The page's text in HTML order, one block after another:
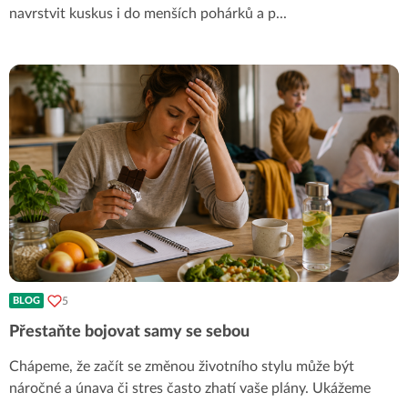
navrstvit kuskus i do menších pohárků a p...
BLOG 5
Přestaňte bojovat samy se sebou
Chápeme, že začít se změnou životního stylu může být
náročné a únava či stres často zhatí vaše plány. Ukážeme